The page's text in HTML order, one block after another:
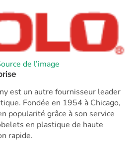
de l’image
est un autre fournisseur leader
Fondée en 1954 à Chicago,
popularité grâce à son service
en plastique de haute
rapide.